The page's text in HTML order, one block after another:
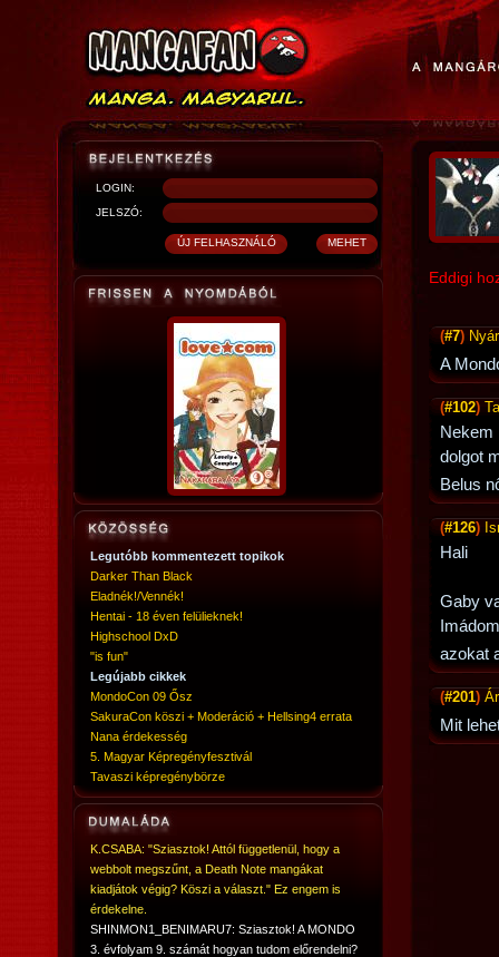
LOGIN:
JELSZÓ:
Legutóbb kommentezett topikok
Darker Than Black
Eladnék!/Vennék!
Hentai - 18 éven felülieknek!
Highschool DxD
"is fun"
Legújabb cikkek
MondoCon 09 Ősz
SakuraCon köszi + Moderáció + Hellsing4 errata
Nana érdekesség
5. Magyar Képregényfesztivál
Tavaszi képregénybörze
K.CSABA: "Sziasztok! Attól függetlenül, hogy a
webbolt megszűnt, a Death Note mangákat
kiadjátok végig? Köszi a választ." Ez engem is
érdekelne.
SHINMON1_BENIMARU7: Sziasztok! A MONDO
3. évfolyam 9. számát hogyan tudom előrendelni?
Eddigi
(#7)
A
(#102)
Nekem
dolgot
Belus
(#126)
Hali
Gaby
azokat
(#201)
Mit